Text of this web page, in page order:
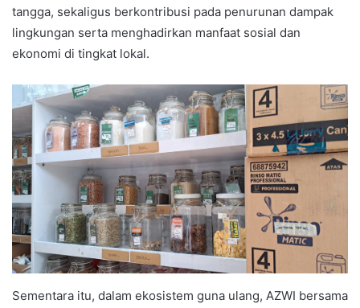
tangga, sekaligus berkontribusi pada penurunan dampak
lingkungan serta menghadirkan manfaat sosial dan
ekonomi di tingkat lokal.
Sementara itu, dalam ekosistem guna ulang, AZWI bersama